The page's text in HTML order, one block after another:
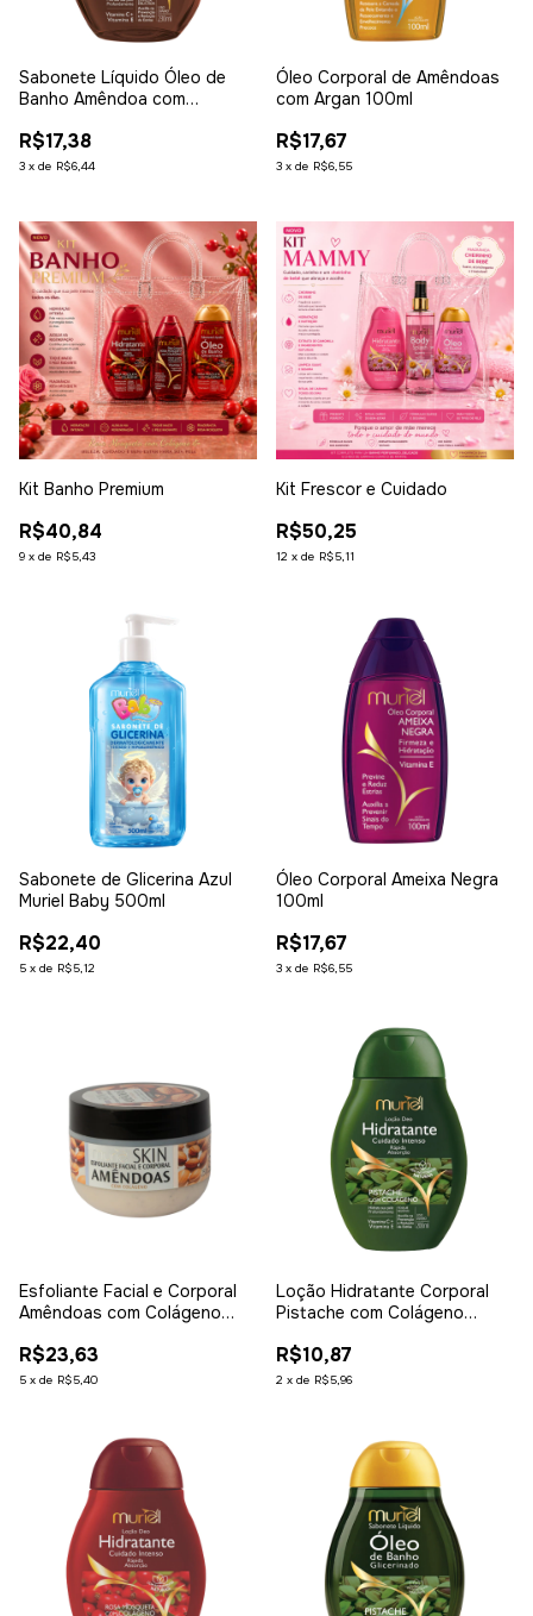
Sabonete Líquido Óleo de
Banho Amêndoa com
R$17,38
3 x de R$6,44
Óleo Corporal de Amêndoas
com Argan 100ml
R$17,67
3 x de R$6,55
Kit Banho Premium
R$40,84
9 x de R$5,43
Kit Frescor e Cuidado
R$50,25
12 x de R$5,11
Sabonete de Glicerina Azul
Muriel Baby 500ml
R$22,40
5 x de R$5,12
Óleo Corporal Ameixa Negra
100ml
R$17,67
3 x de R$6,55
Esfoliante Facial e Corporal
Amêndoas com Colágeno
R$23,63
5 x de R$5,40
Loção Hidratante Corporal
Pistache com Colágeno
R$10,87
2 x de R$5,96